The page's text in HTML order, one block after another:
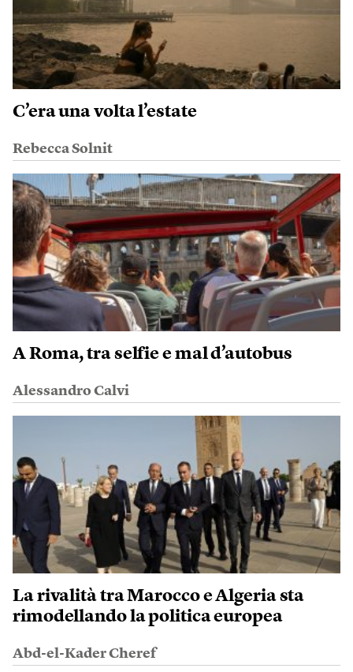
C’era una volta l’estate
Rebecca Solnit
A Roma, tra selfie e mal d’autobus
Alessandro Calvi
La rivalità tra Marocco e Algeria sta
rimodellando la politica europea
Abd-el-Kader Cheref